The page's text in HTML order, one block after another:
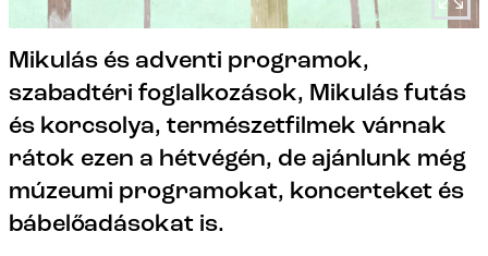
Mikulás és adventi programok,
szabadtéri foglalkozások, Mikulás futás
és korcsolya, természetfilmek várnak
rátok ezen a hétvégén, de ajánlunk még
múzeumi programokat, koncerteket és
bábelőadásokat is.